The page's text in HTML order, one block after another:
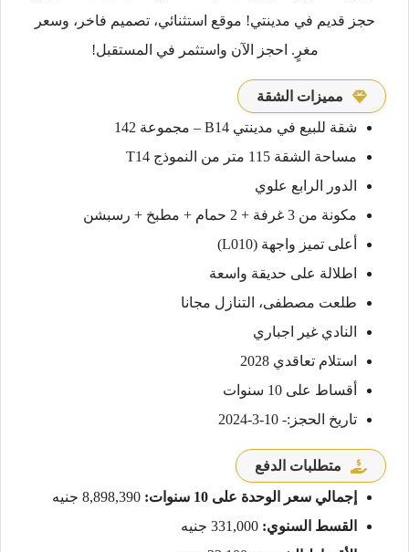
حجز قديم في مدينتي! موقع استثنائي، تصميم فاخر، وسعر
مغرٍ. احجز الآن واستثمر في المستقبل!
مميزات الشقة
شقة للبيع في مدينتي B14 – مجموعة 142
مساحة الشقة 115 متر من النموذج T14
الدور الرابع علوي
مكونة من 3 غرفة + 2 حمام + مطبخ + رسبشن
أعلى تميز واجهة (L010)
اطلالة على حديقة واسعة
طلعت مصطفى، التنازل مجانا
النادي غير اجباري
استلام تعاقدي 2028
أقساط على 10 سنوات
تاريخ الحجز:- 10-3-2024
متطلبات الدفع
إجمالي سعر الوحدة على 10 سنوات:
القسط السنوي: